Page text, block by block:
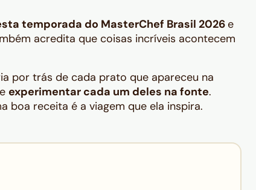
temporada do MasterChef Brasil 2026e
acredita que coisas incríveis acontecem
por trás de cada prato que apareceu na
experimentar cada um deles na fonte.
boa receita é a viagem que ela inspira.